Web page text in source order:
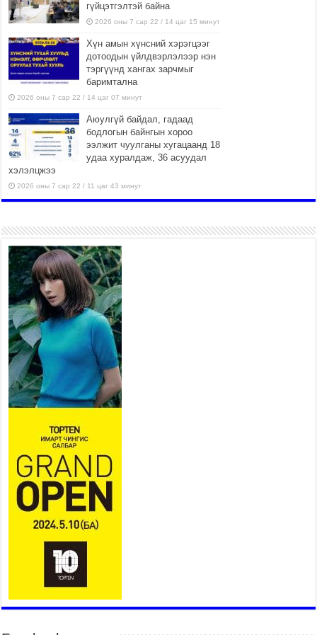
гүйцэтгэлтэй байна
2026 оны 7 сар 22 / 14 цаг 15 минут
Хүн амын хүнсний хэрэгцээг
дотоодын үйлдвэрлэлээр нэн
тэргүүнд хангах зарчмыг
баримтална
2026 оны 7 сар 22 / 14 цаг 07 минут
Аюулгүй байдал, гадаад
бодлогын байнгын хороо
ээлжит чуулганы хугацаанд 18
удаа хуралдаж, 36 асуудал
хэлэлцжээ
2026 оны 7 сар 22 / 11 цаг 43 минут
боломжтой-Хүүхэд хөгжүүлэх
төв” байгуулах төсөлд төр,
хувийн хэвшлийн түншлэлийн хүрээнд хамтран
ажиллахыг урьж байна
2026 оны 7 сар 22 / 9 цаг 28 минут
Б.Пүрэвдагва: “Урт цагаан”-ыг
залуучууд чөлөөт цагаа
өнгөрүүлдэг, жуулчид зорьж
ирдэг цэг болгоно
2026 оны 7 сар 21 / 16 цаг 47 минут
Тусгай замын автобус /BRT/ төслийн удирдах
хорооны ээлжит хуралдаан боллоо
Ерөнхий сайд Н.Учрал БНХАУ-аас Монгол Улсад
суугаа Элчин сайд Шэнь Миньжюанийг хүлээн
авч уулзав
2026 оны 7 сар 21 / 16 цаг 39 минут
БҮГД НАЙРАМДАХ ТАЖИКИСТАН УЛСТАЙ
ЭДИЙН ЗАСГИЙН ХАМТЫН АЖИЛЛАГААГ
ӨРГӨЖҮҮЛНЭ
2026 оны 7 сар 21 / 16 цаг 34 минут
26,992 суралцагч хотхоны бага сургуульд, 8100
суралцагч төрөлжсөн ахлах сургуульд
суралцана